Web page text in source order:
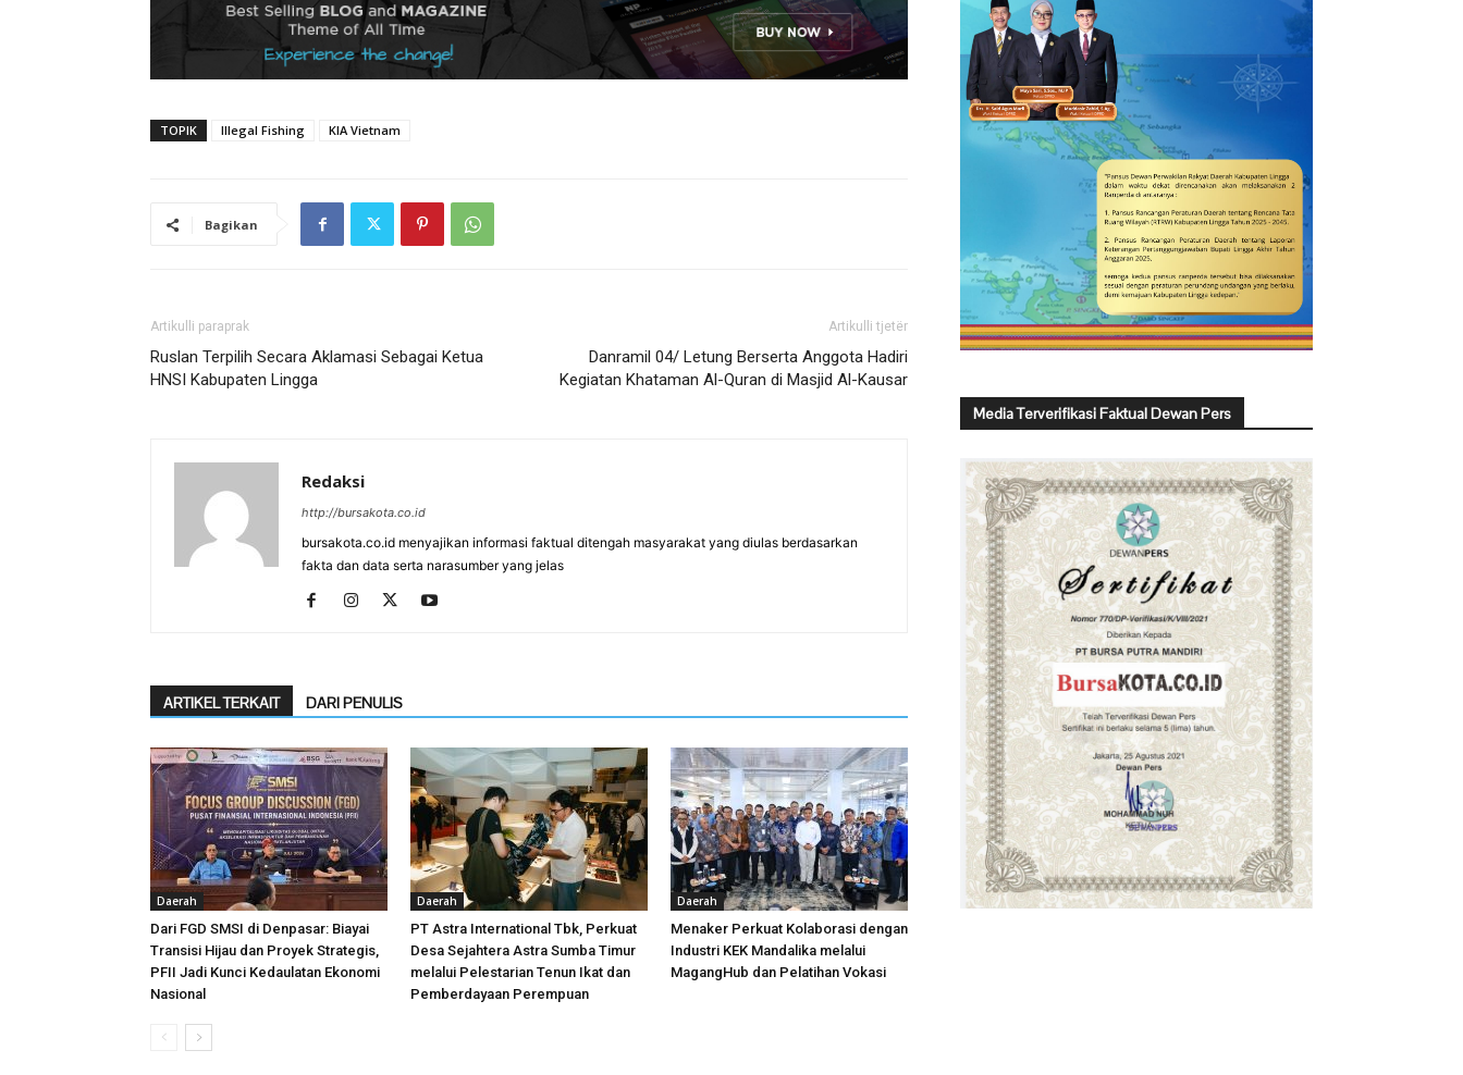
TOPIK Illegal Fishing KIA Vietnam
Bagikan
Artikulli paraprak
Ruslan Terpilih Secara Aklamasi Sebagai Ketua
HNSI Kabupaten Lingga
Artikulli tjetër
Danramil 04/ Letung Berserta Anggota Hadiri
Kegiatan Khataman Al-Quran di Masjid Al-Kausar
Redaksi
http://bursakota.co.id
bursakota.co.id menyajikan informasi faktual ditengah masyarakat yang diulas berdasarkan
fakta dan data serta narasumber yang jelas
ARTIKEL TERKAIT DARI PENULIS
Daerah
Dari FGD SMSI di Denpasar: Biayai
Transisi Hijau dan Proyek Strategis,
PFII Jadi Kunci Kedaulatan Ekonomi
Nasional
Daerah
PT Astra International Tbk, Perkuat
Desa Sejahtera Astra Sumba Timur
melalui Pelestarian Tenun Ikat dan
Pemberdayaan Perempuan
Daerah
Menaker Perkuat Kolaborasi dengan
Industri KEK Mandalika melalui
MagangHub dan Pelatihan Vokasi
Media Terverifikasi Faktual Dewan Pers